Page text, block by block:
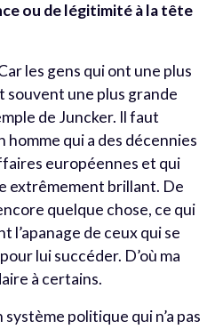
ou de légitimité à la tête
les gens qui ont une plus
une plus grande
de Juncker. Il faut
homme qui a des décennies
européennes et qui
extrêmement brillant. De
quelque chose, ce qui
l’apanage de ceux qui se
lui succéder. D’où ma
à certains.
politique qui n’a pas